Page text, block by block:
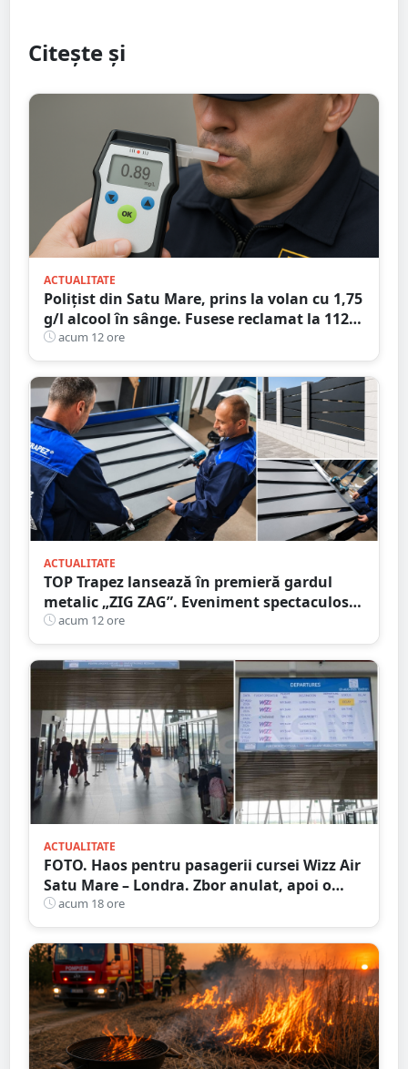
Citește și
ACTUALITATE
Polițist din Satu Mare, prins la volan cu 1,75
g/l alcool în sânge. Fusese reclamat la 112
că circula pe contrasens
acum 12 ore
ACTUALITATE
TOP Trapez lansează în premieră gardul
metalic „ZIG ZAG”. Eveniment spectaculos
în Grădina Romei
acum 12 ore
ACTUALITATE
FOTO. Haos pentru pasagerii cursei Wizz Air
Satu Mare – Londra. Zbor anulat, apoi o
nouă întârziere. Fără explicații clare
acum 18 ore